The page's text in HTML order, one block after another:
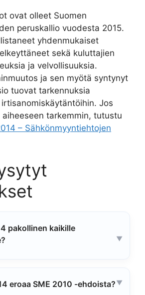
ovat olleet Suomen
peruskallio vuodesta 2015.
yhdenmukaiset
sekä kuluttajien
ja velvollisuuksia.
ja sen myötä syntynyt
tuovat tarkennuksia
Jos
tarkemmin, tutustu
– Sähkönmyyntiehtojen
pakollinen kaikille
eroaa SME 2010 -ehdoista?